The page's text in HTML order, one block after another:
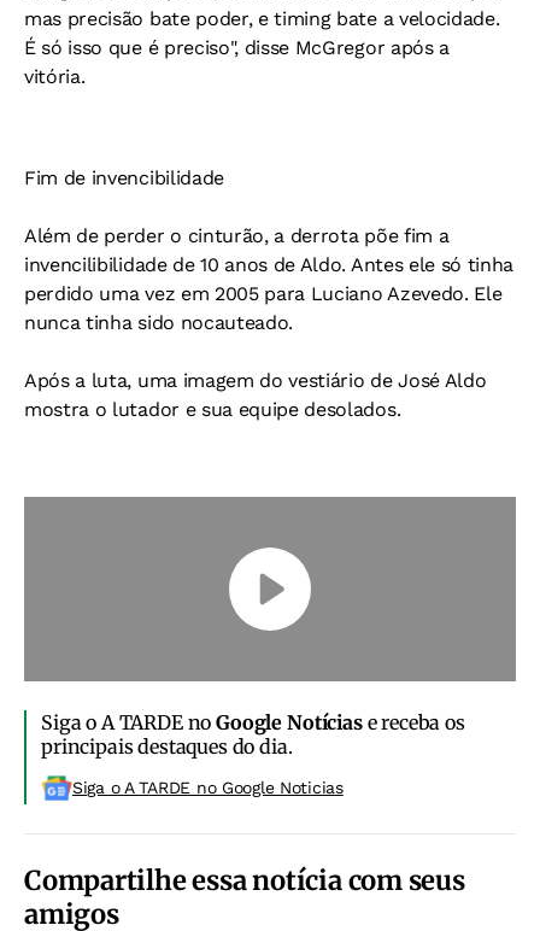
mas precisão bate poder, e timing bate a velocidade.
É só isso que é preciso", disse McGregor após a
vitória.
Fim de invencibilidade
Além de perder o cinturão, a derrota põe fim a
invencilibilidade de 10 anos de Aldo. Antes ele só tinha
perdido uma vez em 2005 para Luciano Azevedo. Ele
nunca tinha sido nocauteado.
Após a luta, uma imagem do vestiário de José Aldo
mostra o lutador e sua equipe desolados.
Siga o A TARDE noGoogle Notíciase receba os
principais destaques do dia.
Siga o A TARDE no Google Noticias
Compartilhe essa notícia com seus
amigos